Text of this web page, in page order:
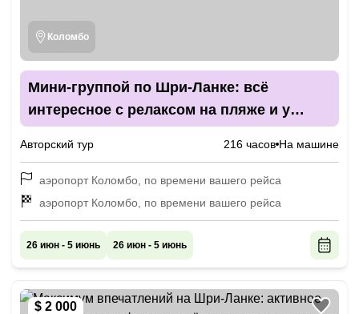
Коломбо
Мини-группой по Шри-Ланке: всё
интересное с релаксом на пляже и у
Авторский тур 216 часов На машине
аэропорт Коломбо, по времени вашего рейса
аэропорт Коломбо, по времени вашего рейса
26 июн - 5 июнь 26 июн - 5 июнь
$ 2 000